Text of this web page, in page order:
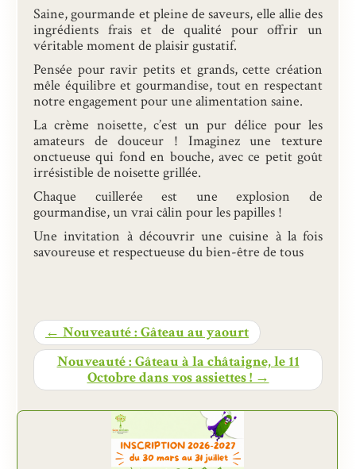
Qualité
Menus
Recrutement
Nous contacter
Saine, gourmande et pleine de saveurs, elle allie des
ingrédients frais et de qualité pour offrir un
véritable moment de plaisir gustatif.
Pensée pour ravir petits et grands, cette création
mêle équilibre et gourmandise, tout en respectant
notre engagement pour une alimentation saine.
La crème noisette, c’est un pur délice pour les
amateurs de douceur ! Imaginez une texture
onctueuse qui fond en bouche, avec ce petit goût
irrésistible de noisette grillée.
Chaque cuillerée est une explosion de
gourmandise, un vrai câlin pour les papilles !
Une invitation à découvrir une cuisine à la fois
savoureuse et respectueuse du bien-être de tous
← Nouveauté : Gâteau au yaourt
Nouveauté : Gâteau à la châtaigne, le 11
Octobre dans vos assiettes ! →